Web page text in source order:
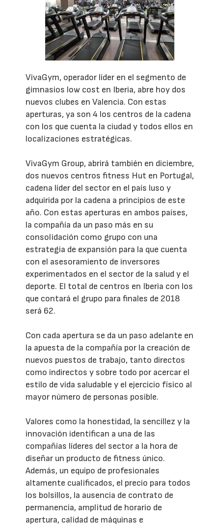
VivaGym, operador líder en el segmento de
gimnasios low cost en Iberia, abre hoy dos
nuevos clubes en Valencia. Con estas
aperturas, ya son 4 los centros de la cadena
con los que cuenta la ciudad y todos ellos en
localizaciones estratégicas.
VivaGym Group, abrirá también en diciembre,
dos nuevos centros fitness Hut en Portugal,
cadena líder del sector en el país luso y
adquirida por la cadena a principios de este
año. Con estas aperturas en ambos países,
la compañía da un paso más en su
consolidación como grupo con una
estrategia de expansión para la que cuenta
con el asesoramiento de inversores
experimentados en el sector de la salud y el
deporte. El total de centros en Iberia con los
que contará el grupo para finales de 2018
será 62.
Con cada apertura se da un paso adelante en
la apuesta de la compañía por la creación de
nuevos puestos de trabajo, tanto directos
como indirectos y sobre todo por acercar el
estilo de vida saludable y el ejercicio físico al
mayor número de personas posible.
Valores como la honestidad, la sencillez y la
innovación identifican a una de las
compañías líderes del sector a la hora de
diseñar un producto de fitness único.
Además, un equipo de profesionales
altamente cualificados, el precio para todos
los bolsillos, la ausencia de contrato de
permanencia, amplitud de horario de
apertura, calidad de máquinas e